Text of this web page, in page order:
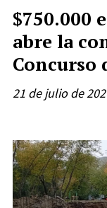
$750.000
abre la
Concurso
21 de julio de